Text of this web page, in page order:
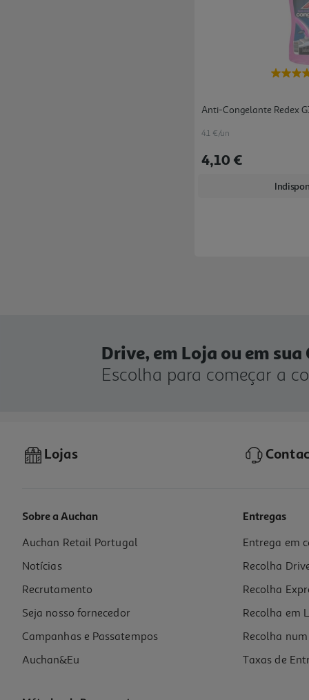
Anti-Congelante Redex
4.1 €/un
4,10 €
Drive, em Loja ou em sua
Escolha para começar a
Lojas
Sobre a Auchan
Auchan Retail Portugal
Notícias
Recrutamento
Seja nosso fornecedor
Campanhas e Passatempos
Auchan&Eu
Entregas
Entrega em
Recolha
Recolha
Recolha em
Recolha
Taxas de